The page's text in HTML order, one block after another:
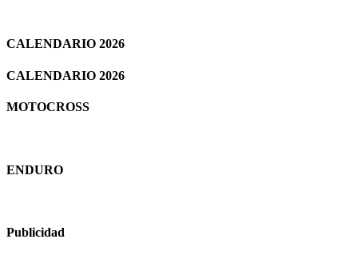
CALENDARIO 2026
CALENDARIO 2026
MOTOCROSS
ENDURO
Publicidad